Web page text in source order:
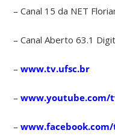
– Canal 15 da NET
– Canal Aberto 63.1
–www.tv.ufsc.br
–www.youtube.com/
–